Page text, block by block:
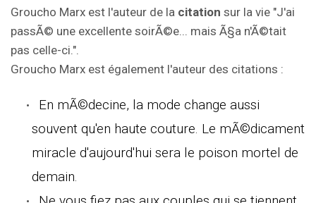
Groucho Marx est l'auteur de la citation sur la vie "J'ai
passÃ© une excellente soirÃ©e... mais Ã§a n'Ã©tait
pas celle-ci.".
Groucho Marx est également l'auteur des citations :
En mÃ©decine, la mode change aussi
souvent qu'en haute couture. Le mÃ©dicament
miracle d'aujourd'hui sera le poison mortel de
demain.